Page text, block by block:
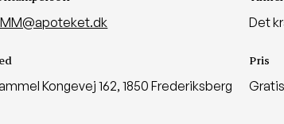
Det
Kongevej 162, 1850 Frederiksberg
Pris
Gratis